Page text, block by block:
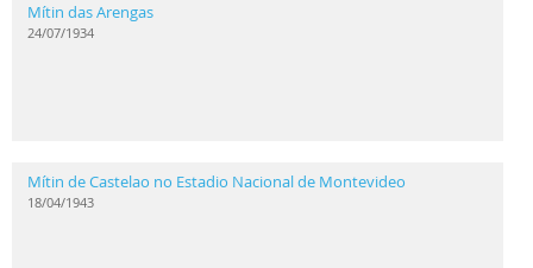
Mítin das Arengas
24/07/1934
Mítin de Castelao no Estadio Nacional de Montevideo
18/04/1943